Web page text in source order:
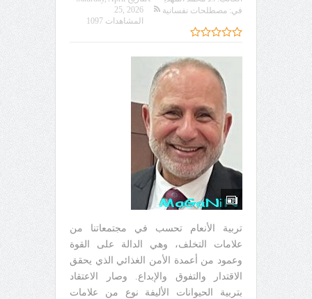
25, 2026
في: مصطلحات نفسانية
المشاهدات 1097
تربية الأنعام تحسب في مجتمعاتنا من
علامات التخلف، وهي الدالة على القوة
وعمود من أعمدة الأمن الغذائي الذي يحقق
الاقتدار والتفوق والإبداع. وصار الاعتقاد
بتربية الحيوانات الأليفة نوع من علامات